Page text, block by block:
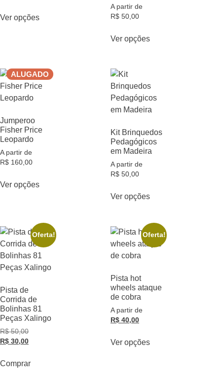
Ver opções
A partir de
R$ 50,00
Ver opções
ALUGADO
Jumperoo
Fisher Price
Leopardo
A partir de
R$ 160,00
Ver opções
Kit Brinquedos
Pedagógicos
em Madeira
A partir de
R$ 50,00
Ver opções
Oferta!
Pista de
Corrida de
Bolinhas 81
Peças Xalingo
R$50,00
R$ 30,00
Comprar
Oferta!
Pista hot
wheels ataque
de cobra
A partir de
R$ 40,00
Ver opções